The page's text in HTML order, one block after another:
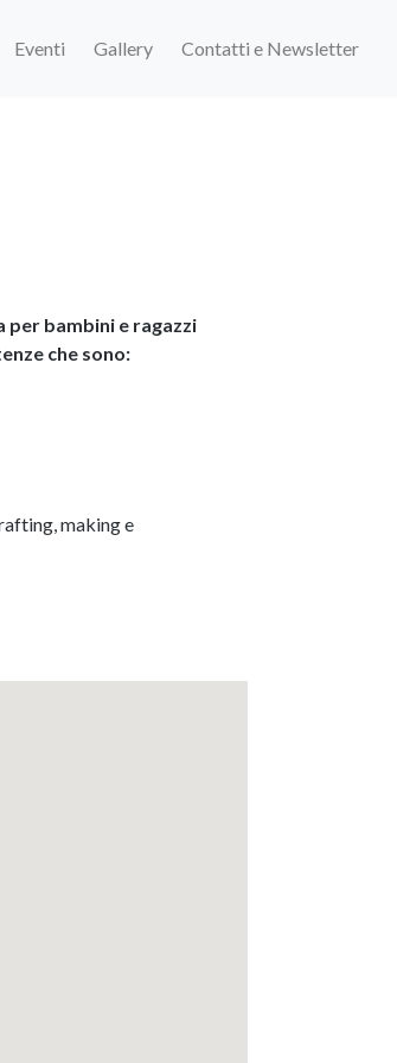
Eventi Gallery Contatti e Newsletter
per bambini e ragazzi
che sono:
making e